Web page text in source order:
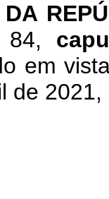
84,
em
de 2021,